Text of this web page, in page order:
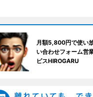
月額5,800円で使い
い合わせフォーム営
ピスHIROGARU